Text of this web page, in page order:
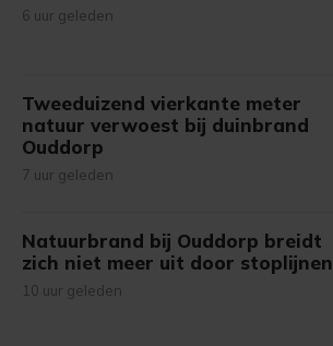
6 uur geleden
Tweeduizend vierkante meter
natuur verwoest bij duinbrand
Ouddorp
7 uur geleden
Natuurbrand bij Ouddorp breidt
zich niet meer uit door stoplijnen
10 uur geleden